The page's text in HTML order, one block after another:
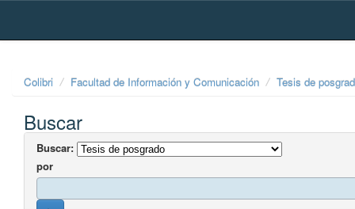
Skip
Colibri Facultad de Información y Comunicación Tesis de
Buscar
Buscar:
por